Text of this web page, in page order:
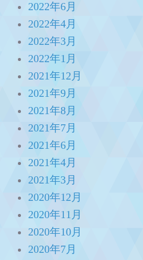
2022年6月
2022年4月
2022年3月
2022年1月
2021年12月
2021年9月
2021年8月
2021年7月
2021年6月
2021年4月
2021年3月
2020年12月
2020年11月
2020年10月
2020年7月